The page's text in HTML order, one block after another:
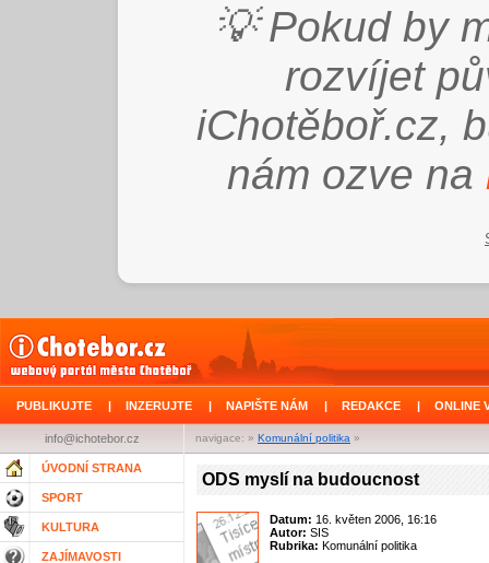
💡 Pokud by
rozvíjet
iChotěboř.cz,
nám ozve na
PUBLIKUJTE | INZERUJTE | NAPIŠTE NÁM | REDAKCE | ONLINE
navigace: » Komunální politika »
info@ichotebor.cz
ÚVODNÍ STRANA
SPORT
KULTURA
ZAJÍMAVOSTI
ODS myslí na budoucnost
Datum: 16. květen 2006, 16:16
Autor: SIS
Rubrika: Komunální politika